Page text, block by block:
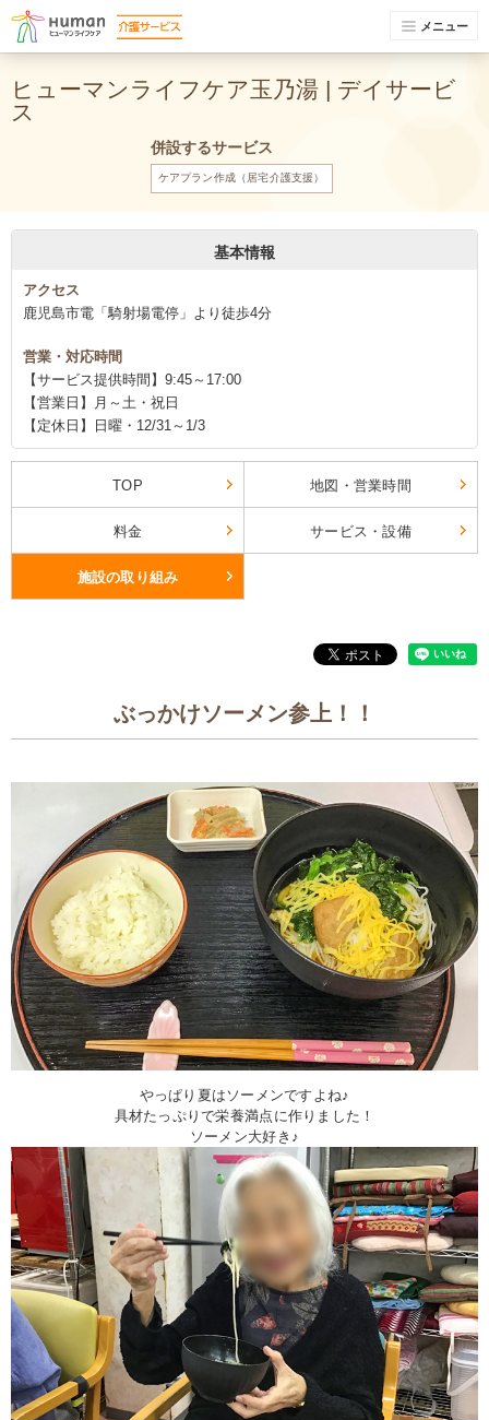
メニュー
ヒューマンライフケア玉乃湯 | デイサービ
ス
併設するサービス
ケアプラン作成（居宅介護支援）
基本情報
アクセス
鹿児島市電「騎射場電停」より徒歩4分
営業・対応時間
【サービス提供時間】9:45～17:00
【営業日】月～土・祝日
【定休日】日曜・12/31～1/3
TOP 地図・営業時間
料金 サービス・設備
施設の取り組み
ぶっかけソーメン参上！！
やっぱり夏はソーメンですよね♪
具材たっぷりで栄養満点に作りました！
ソーメン大好き♪